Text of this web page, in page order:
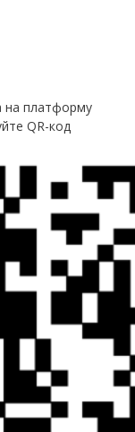
на платформу
QR-код